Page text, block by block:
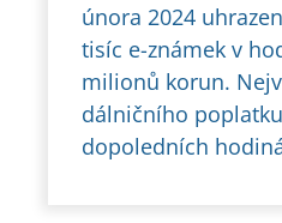
února 2024
tisíc e-známek v
milionů korun.
dálničního
dopoledních